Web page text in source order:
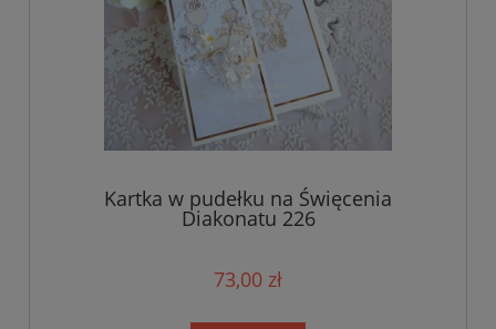
Kartka w pudełku na Święcenia
Diakonatu 226
73,00 zł